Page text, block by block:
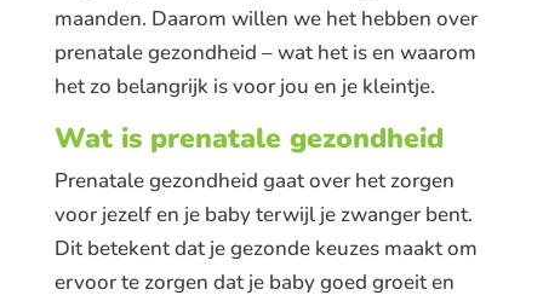
maanden. Daarom willen we het hebben over
prenatale gezondheid – wat het is en waarom
het zo belangrijk is voor jou en je kleintje.
Wat is prenatale gezondheid
Prenatale gezondheid gaat over het zorgen
voor jezelf en je baby terwijl je zwanger bent.
Dit betekent dat je gezonde keuzes maakt om
ervoor te zorgen dat je baby goed groeit en